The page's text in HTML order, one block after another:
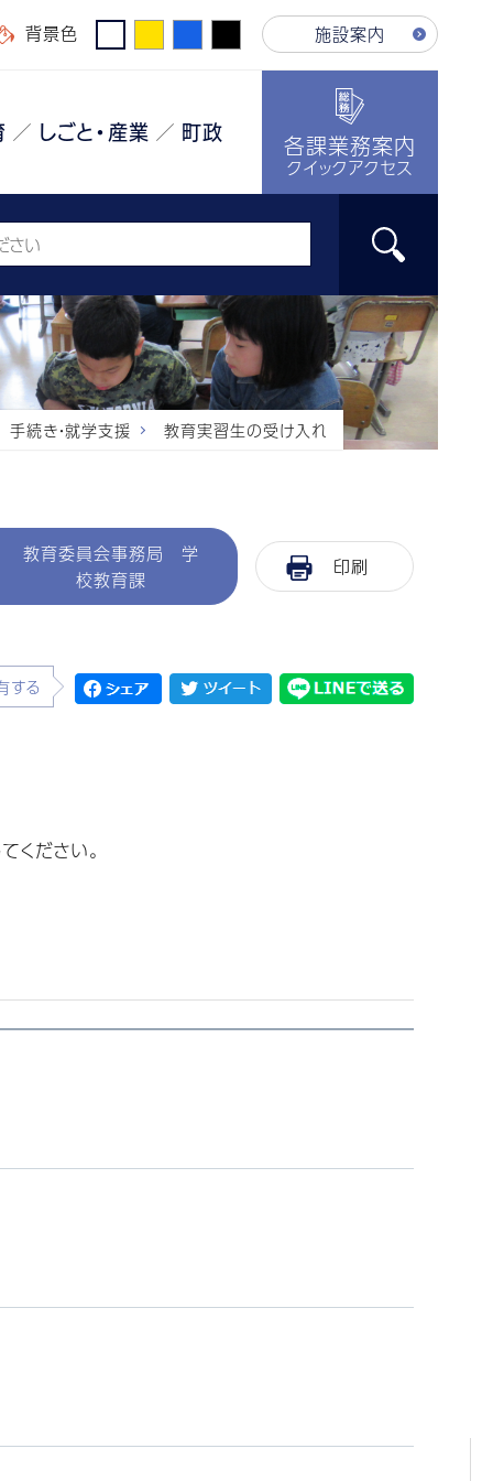
背景色 施設案内
しごと・産業 町政 各課業務案内
クイックアクセス
手続き・就学支援 教育実習生の受け入れ
教育委員会事務局 学
校教育課
印刷
する
ください。